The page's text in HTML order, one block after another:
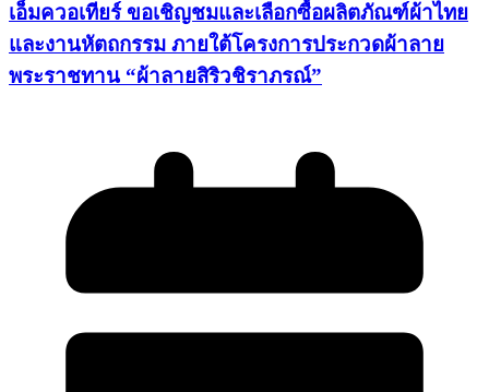
เอ็มควอเทียร์ ขอเชิญชมและเลือกซื้อผลิตภัณฑ์ผ้าไทย
และงานหัตถกรรม ภายใต้โครงการประกวดผ้าลาย
พระราชทาน “ผ้าลายสิริวชิราภรณ์”